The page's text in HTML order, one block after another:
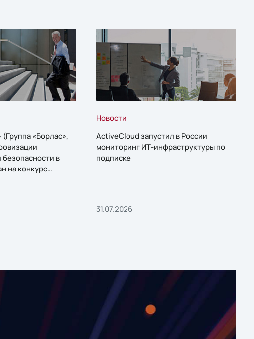
«Борлас»,
в
на конкурс
Новости
ActiveCloud запустил в России
мониторинг ИТ-инфраструктуры по
подписке
31.07.2026